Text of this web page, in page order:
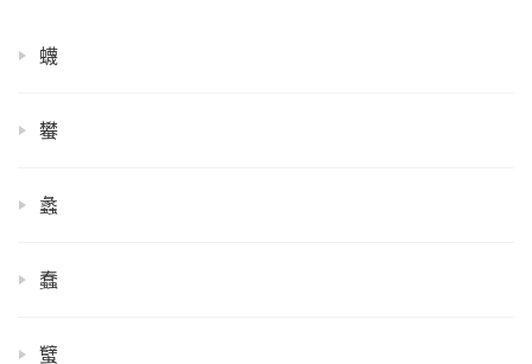
蠛
蠜
蠡
蠢
蠥